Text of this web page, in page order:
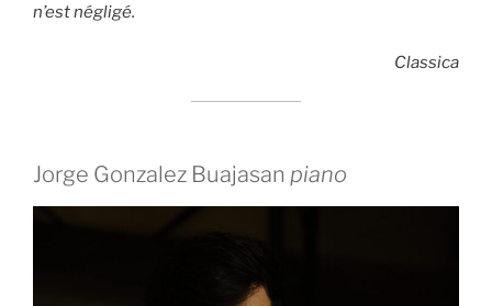
n’est négligé.
Classica
Jorge Gonzalez Buajasan piano